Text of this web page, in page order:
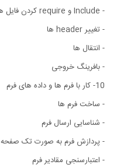
- Include و require کردن فایل ها
- تغییر header ها
- انتقال ها
- بافرینگ خروجی
10- کار با فرم ها و داده های فرم
- ساخت فرم ها
- شناسایی ارسال فرم
- پردازش فرم به صورت تک صفحه
- اعتبارسنجی مقادیر فرم